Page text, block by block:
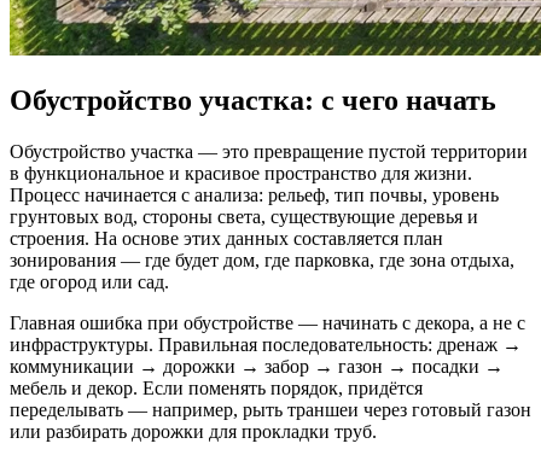
Обустройство участка: с чего начать
Обустройство участка — это превращение пустой территории
в функциональное и красивое пространство для жизни.
Процесс начинается с анализа: рельеф, тип почвы, уровень
грунтовых вод, стороны света, существующие деревья и
строения. На основе этих данных составляется план
зонирования — где будет дом, где парковка, где зона отдыха,
где огород или сад.
Главная ошибка при обустройстве — начинать с декора, а не с
инфраструктуры. Правильная последовательность: дренаж →
коммуникации → дорожки → забор → газон → посадки →
мебель и декор. Если поменять порядок, придётся
переделывать — например, рыть траншеи через готовый газон
или разбирать дорожки для прокладки труб.